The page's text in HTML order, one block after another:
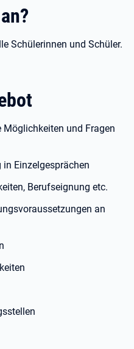
Schülerinnen und Schüler.
Möglichkeiten und Fragen
Einzelgesprächen
Berufseignung etc.
an